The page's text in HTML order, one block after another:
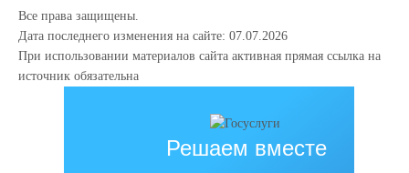
Все права защищены.
Дата последнего изменения на сайте: 07.07.2026
При использовании материалов сайта активная прямая ссылка на
источник обязательна
Решаем вместе